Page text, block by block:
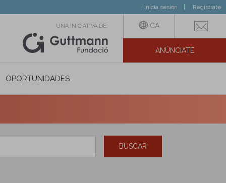
Inicia sesión Regístrate
UNA INICIATIVA DE: CA
ANÚNCIATE
SOCIAL
OPORTUNIDADES
BUSCAR